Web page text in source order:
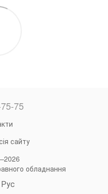
75
сайту
обладнання
Рус